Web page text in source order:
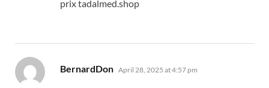
prix tadalmed.shop
BernardDon says:
April 28, 2025 at 4:57 pm